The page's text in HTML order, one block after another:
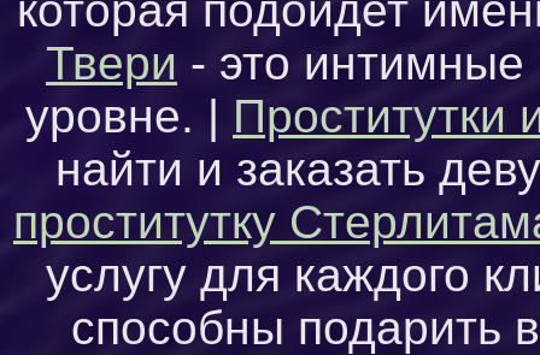
Твери - это
уровне. | Проститутки
найти и заказать
проститутку
услугу для каждого
способны подарить